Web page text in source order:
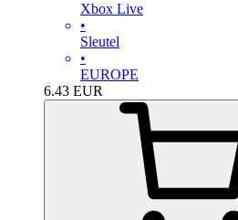
Xbox Live
•
Sleutel
•
EUROPE
6.43 EUR